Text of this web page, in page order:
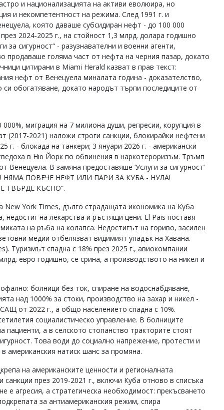
и национализацията на активи еволюира, но
и некомпетентност на режима. След 1991 г. и
която даваше субсидиран нефт - до 100 000
2024-2025 г., на стойност 1,3 млрд. долара годишно
сигурност“ - разузнавателни и военни агенти,
голяма част от нефта на черния пазар, докато
цитирани в Miami Herald казват в прав текст:
нефт от Венецуела миналата година - доказателство,
обогатяване, докато народът търпи последиците от
миграция на 7 милиона души, репресии, корупция в
(2017-2021) наложи строги санкции, блокирайки нефтени
- блокада на танкери; 3 януари 2026 г. - американски
в Ню Йорк по обвинения в наркотероризъм. Тръмп
В замяна предоставяше ‘Услуги за сигурност’
НЯМА ПОВЕЧЕ НЕФТ ИЛИ ПАРИ ЗА КУБА - НУЛА!
Е ТВЪРДЕ КЪСНО“.
New York Times, дълго страдащата икономика на Куба
на лекарства и ръстящи цени. El Pais поставя
на ръба на колапса. Недостигът на гориво, засилен
медии отбелязват видимият упадък на Хавана.
Туризмът спадна с 18% през 2025 г., авиокомпании
евро годишно, се срина, а производството на никел и
болници без ток, спиране на водоснабдяване,
над 1000% за стоки, производство на захар и никел -
от 2022 г., а общо населението спадна с 10%.
социалистическо управление. В болниците
пациенти, а в селското стопанство тракторите стоят
Това води до социално напрежение, протести и
американския натиск шанс за промяна.
на американските ценности и регионалната
през 2019-2021 г., включи Куба отново в списъка
е агресия, а стратегическа необходимост: прекъсването
за антиамериканския режим, спира